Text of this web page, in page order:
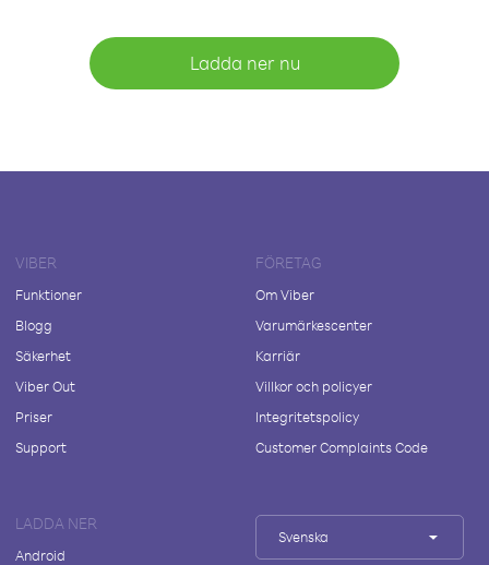
Ladda ner nu
VIBER
Funktioner
Blogg
Säkerhet
Viber Out
Priser
Support
FÖRETAG
Om Viber
Varumärkescenter
Karriär
Villkor och policyer
Integritetspolicy
Customer Complaints Code
LADDA NER
Android
Svenska